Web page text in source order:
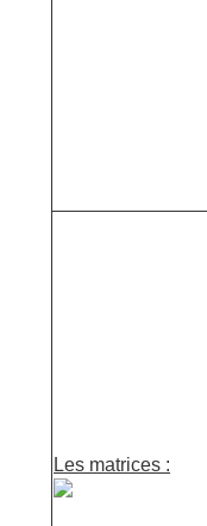
Les matrices :